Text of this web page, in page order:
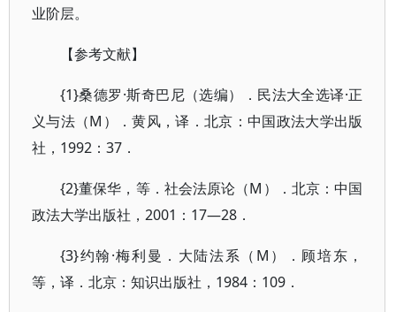
业阶层。
【参考文献】
{1}桑德罗·斯奇巴尼（选编）．民法大全选译·正
义与法（M）．黄风，译．北京：中国政法大学出版
社，1992：37．
{2}董保华，等．社会法原论（M）．北京：中国
政法大学出版社，2001：17—28．
{3}约翰·梅利曼．大陆法系（M）．顾培东，
等，译．北京：知识出版社，1984：109．